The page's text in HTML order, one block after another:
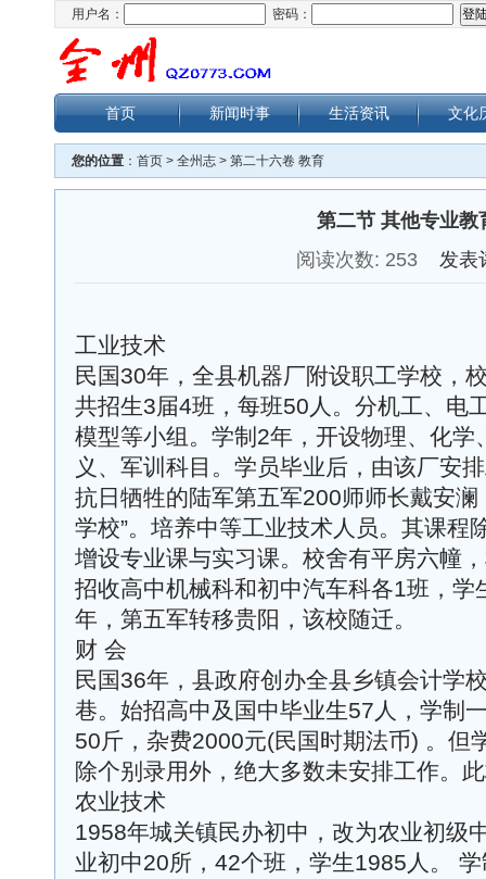
用户名： 密码：
首页 新闻时事 生活资讯 文化
您的位置 ： 首页 > 全州志 > 第二十六卷 教育
第二节 其他专业教
阅读次数: 253 发表
工业技术
民国30年，全县机器厂附设职工学校，
共招生3届4班，每班50人。分机工、电
模型等小组。学制2年，开设物理、化学
义、军训科目。学员毕业后，由该厂安
抗日牺牲的陆军第五军200师师长戴安澜
学校”。培养中等工业技术人员。其课程
增设专业课与实习课。校舍有平房六幢
招收高中机械科和初中汽车科各1班，学
年，第五军转移贵阳，该校随迁。
财 会
民国36年，县政府创办全县乡镇会计学
巷。始招高中及国中毕业生57人，学制
50斤，杂费2000元(民国时期法币) 。但
除个别录用外，绝大多数未安排工作。
农业技术
1958年城关镇民办初中，改为农业初级
业初中20所，42个班，学生1985人。